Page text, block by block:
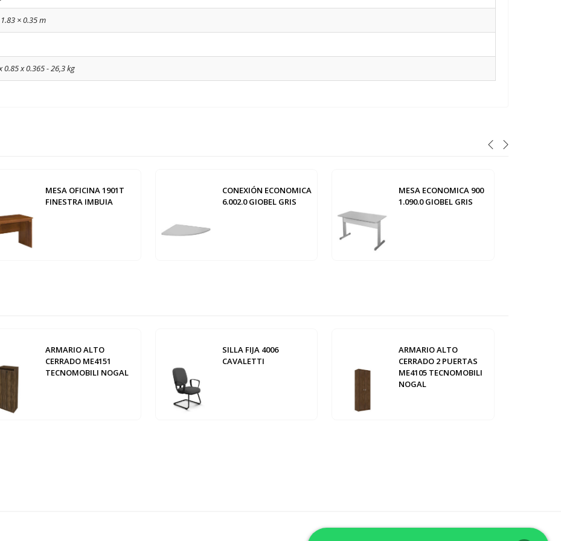
× 0.35 m
0.85 x 0.365 - 26,3 kg
MESA OFICINA 1901T
FINESTRA IMBUIA
CONEXIÓN ECONOMICA
6.002.0 GIOBEL GRIS
MESA ECONOMICA 900
1.090.0 GIOBEL GRIS
ARMARIO ALTO
CERRADO ME4151
TECNOMOBILI NOGAL
SILLA FIJA 4006
CAVALETTI
ARMARIO ALTO
CERRADO 2 PUERTAS
ME4105 TECNOMOBILI
NOGAL